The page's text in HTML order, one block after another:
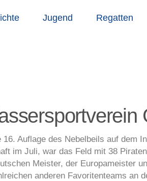
Jugend Regatten
Auflage des Nebelbeils auf dem
im Juli, war das Feld mit 38
Meister, der Europameister
anderen Favoritenteams an